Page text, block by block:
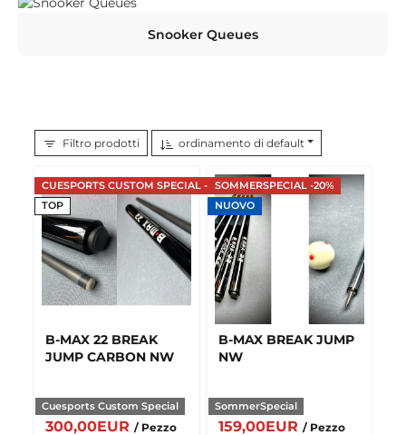
Snooker Queues
Filtro prodotti ordinamento di default
CUESPORTS CUSTOM SPECIAL -14%
TOP
B-MAX 22 BREAK
JUMP CARBON NW
Cuesports Custom Special
300,00EUR / Pezzo
SOMMERSPECIAL -20%
NUOVO
B-MAX BREAK JUMP
NW
SommerSpecial
159,00EUR / Pezzo